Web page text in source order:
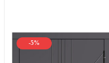
-5%